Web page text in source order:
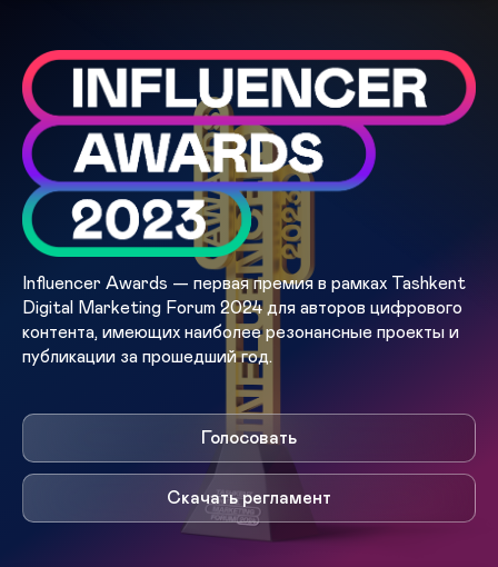
Influencer Awards — первая премия в рамкаx Tashkent
Digital Marketing Forum 2024 для авторов цифрового
контента, имеющиx наиболее резонансные проекты и
публикации за прошедший год.
Голосовать
Скачать регламент